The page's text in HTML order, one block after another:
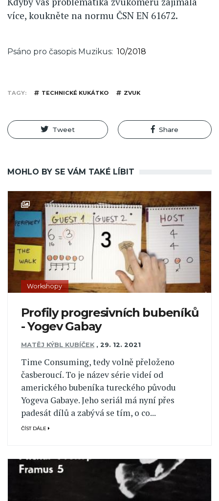
více, koukněte na normu ČSN EN 61672.
Psáno pro časopis Muzikus 10/2018
TAGY TECHNICKÉ KUKÁTKO ZVUK
Tweet Share
MOHLO BY SE VÁM TAKÉ LÍBIT
Workshopy
Profily progresivních bubeníků
- Yogev Gabay
MATĚJ KÝBL KUBÍČEK , 29. 12. 2021
Time Consuming, tedy volně přeloženo
časberoucí. To je název série videí od
amerického bubeníka tureckého původu
Yogeva Gabaye. Jeho seriál má nyní přes
padesát dílů a zabývá se tím, o co...
ČÍST DÁLE